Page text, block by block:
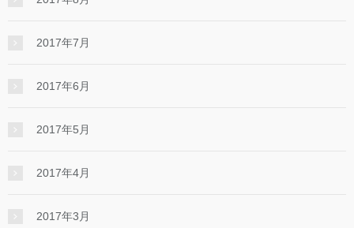
2017年7月
2017年6月
2017年5月
2017年4月
2017年3月